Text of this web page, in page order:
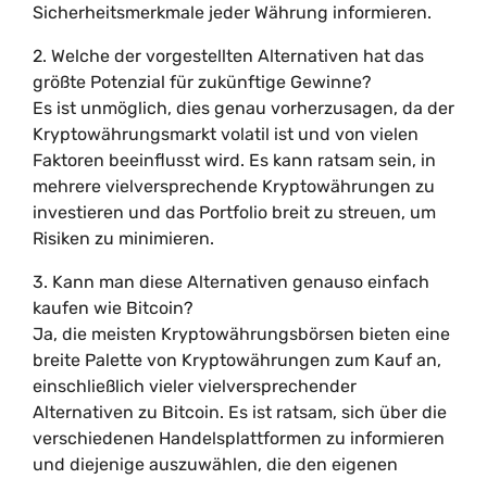
Sicherheitsmerkmale jeder Währung informieren.
2. Welche der vorgestellten Alternativen hat das
größte Potenzial für zukünftige Gewinne?
Es ist unmöglich, dies genau vorherzusagen, da der
Kryptowährungsmarkt volatil ist und von vielen
Faktoren beeinflusst wird. Es kann ratsam sein, in
mehrere vielversprechende Kryptowährungen zu
investieren und das Portfolio breit zu streuen, um
Risiken zu minimieren.
3. Kann man diese Alternativen genauso einfach
kaufen wie Bitcoin?
Ja, die meisten Kryptowährungsbörsen bieten eine
breite Palette von Kryptowährungen zum Kauf an,
einschließlich vieler vielversprechender
Alternativen zu Bitcoin. Es ist ratsam, sich über die
verschiedenen Handelsplattformen zu informieren
und diejenige auszuwählen, die den eigenen